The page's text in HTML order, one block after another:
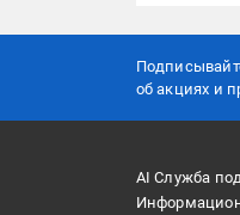
об акцияx и
AI Служба